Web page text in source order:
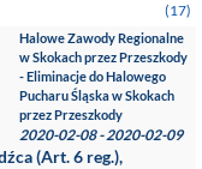
(17)
Halowe Zawody Regionalne
w Skokach przez Przeszkody
- Eliminacje do Halowego
Pucharu Śląska w Skokach
przez Przeszkody
2020-02-08 - 2020-02-09
(Art. 6 reg.),